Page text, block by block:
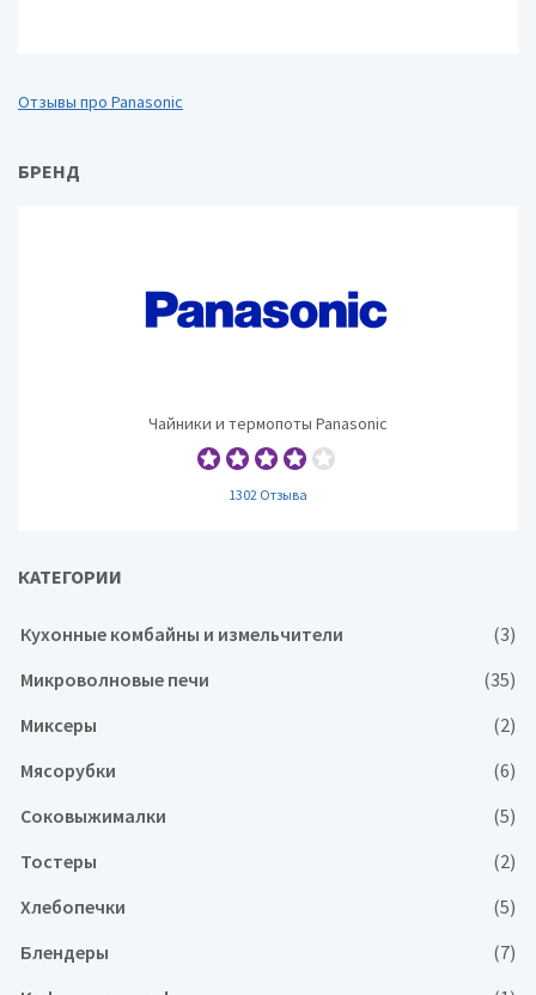
Отзывы про Panasonic
БРЕНД
Чайники и термопоты Panasonic
1302 Отзыва
КАТЕГОРИИ
Кухонные комбайны и измельчители
(3)
Микроволновые печи
(35)
Миксеры
(2)
Мясорубки
(6)
Соковыжималки
(5)
Тостеры
(2)
Хлебопечки
(5)
Блендеры
(7)